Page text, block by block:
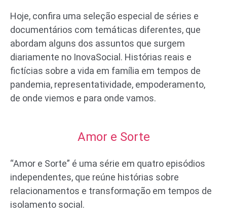
Hoje, confira uma seleção especial de séries e
documentários com temáticas diferentes, que
abordam alguns dos assuntos que surgem
diariamente no InovaSocial. Histórias reais e
fictícias sobre a vida em família em tempos de
pandemia, representatividade, empoderamento,
de onde viemos e para onde vamos.
Amor e Sorte
“Amor e Sorte” é uma série em quatro episódios
independentes, que reúne histórias sobre
relacionamentos e transformação em tempos de
isolamento social.